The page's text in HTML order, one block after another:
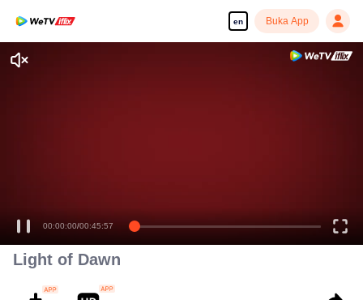
en Buka App
00:00:00/00:45:57
Light of Dawn